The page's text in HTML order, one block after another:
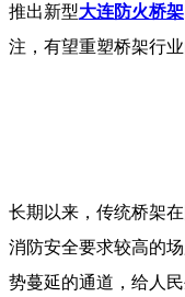
推出新型大连防火桥架
注，有望重塑桥架行业
长期以来，传统桥架
消防安全要求较高的
势蔓延的通道，给人